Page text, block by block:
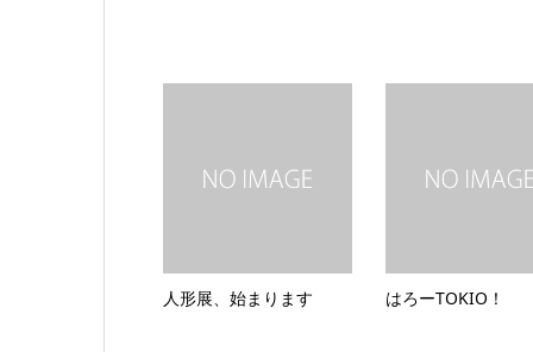
人形展、始まります はろーTOKIO！